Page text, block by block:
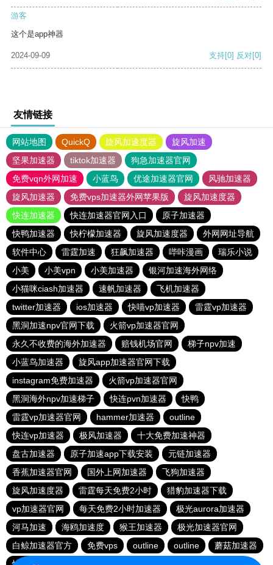
游客
这个是app神器
2024-09-09 支持[0] 反对[0]
友情链接
网站地图 QuickQ 旋风加速度器
旋风加速
坚果加速器
tiktok加速器
狗急加速器官网
免费vqn外网加速
小蓝鸟 优途加速器官网
风驰加速器
旋风加速器
免费vps加速器外网苹果版
旋风加速度器
快连加速器
快连加速器官网入口
原子加速器
快鸭加速器
快柠檬加速器 旋风加速度器
外网网址导航
软件中心
雷霆加速 狂飙加速器 哔咔漫画
瑞乐小说
小美
小美vpn 小美加速器
银河加速海外网络
小猫咪ciash加速器
速帆加速器
飞机加速器
twitter加速器
ios加速器 快喵vp加速器
雷霆vp加速器
黑洞加速npv官网下载
火箭vp加速器官网
永久不收费的海外加速器
赔钱机场官网
梯子npv加速
小蓝鸟加速器
旋风app加速器官网下载
instagram免费加速器
火箭vp加速器官网
黑洞海外npv加速梯子
快连pvn加速器
快鸭
雷霆vp加速器官网
hammer加速器
outline
快连vp加速器
极风加速器
十大免费加速神器
盘古加速器
原子加速app下载安装
元链加速器
香蕉加速器官网
国外上网加速器
飞狗加速器
旋风加速度器
雷霆每天免费2小时
猎豹加速器下载
vp加速器官网
每天免费2小时加速器
极光aurora加速器
河马加速
海鸥加速度 猴王加速器
极光加速器官网
白鲸加速器官方
免费vps outline outline
蘑菇加速器